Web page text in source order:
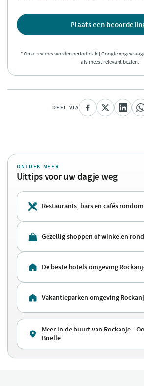
Plaats een
* Onze reviews worden periodiek bij Google
als meest relevant bezien.
DEEL VIA
ONTDEK MEER
Uittips voor uw dagje weg
Restaurants, bars en cafés
Gezellig shoppen of winkelen
De beste hotels omgeving
Vakantieparken omgeving
Meer in de buurt van Rockanje -
Brielle